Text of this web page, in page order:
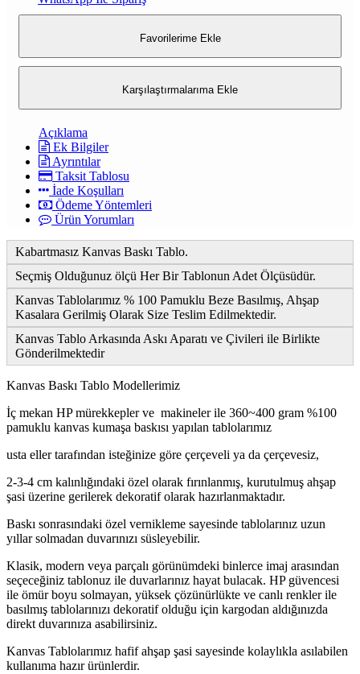
Favorilerime Ekle
Karşılaştırmalarıma Ekle
Açıklama
Ek Bilgiler
Ayrıntılar
Taksit Tablosu
İade Koşulları
Ödeme Yöntemleri
Ürün Yorumları
Kabartmasız Kanvas Baskı Tablo.
Seçmiş Olduğunuz ölçü Her Bir Tablonun Adet Ölçüsüdür.
Kanvas Tablolarımız % 100 Pamuklu Beze Basılmış, Ahşap
Kasalara Gerilmiş Olarak Size Teslim Edilmektedir.
Kanvas Tablo Arkasında Askı Aparatı ve Çivileri ile Birlikte
Gönderilmektedir
Kanvas Baskı Tablo Modellerimiz
İç mekan HP mürekkepler ve makineler ile 360~400 gram %100
pamuklu kanvas kumaşa baskısı yapılan tablolarımız
usta eller tarafından isteğinize göre çerçeveli ya da çerçevesiz,
2-3-4 cm kalınlığındaki özel olarak fırınlanmış, kurutulmuş ahşap
şasi üzerine gerilerek dekoratif olarak hazırlanmaktadır.
Baskı sonrasındaki özel vernikleme sayesinde tablolarınız uzun
yıllar solmadan duvarınızı süsleyebilir.
Klasik, modern veya parçalı görünümdeki binlerce imaj arasından
seçeceğiniz tablonuz ile duvarlarınız hayat bulacak. HP güvencesi
ile ömür boyu solmayan, yüksek çözünürlükte ve canlı renkler ile
basılmış tablolarınızı dekoratif olduğu için kargodan aldığınızda
direkt duvarınıza asabilirsiniz.
Kanvas Tablolarımız hafif ahşap şasi sayesinde kolaylıkla asılabilen
kullanıma hazır ürünlerdir.